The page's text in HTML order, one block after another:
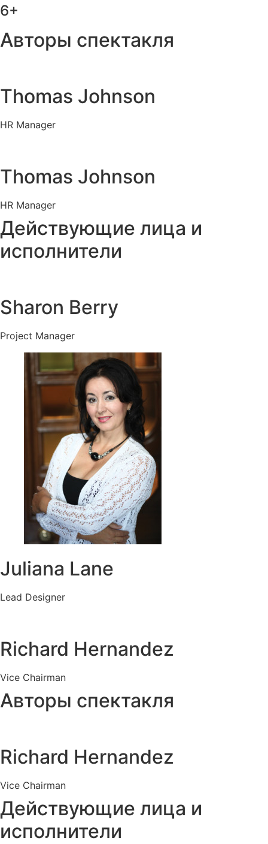
6+
Авторы спектакля
Thomas Johnson
HR Manager
Thomas Johnson
HR Manager
Действующие лица и
исполнители
Sharon Berry
Project Manager
Juliana Lane
Lead Designer
Richard Hernandez
Vice Chairman
Авторы спектакля
Richard Hernandez
Vice Chairman
Действующие лица и
исполнители